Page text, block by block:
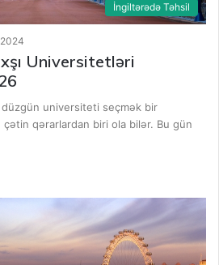
İngiltərədə Təhsil
Universitetləri
universiteti seçmək bir
qərarlardan biri ola bilər. Bu gün